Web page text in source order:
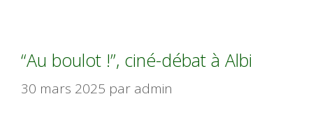
“Au boulot !”, ciné-débat à Albi
30 mars 2025 par admin